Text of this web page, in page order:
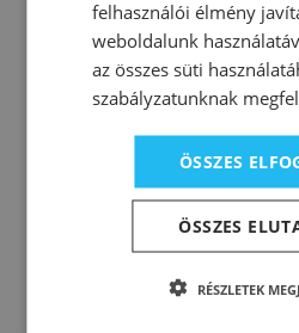
előtt egy héten keresztül
Figyelmeztetés: A
UV Plus nem alkalmas
színárnyalatú fafajtákra,
szűrők és elnyelők
felhasználói élmény
weboldalunk
az összes süti
szabályzatunknak
ÖSSZES
ÖSSZES
RÉSZLETEK